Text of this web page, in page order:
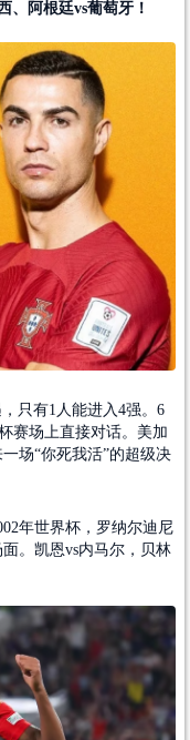
、阿根廷vs葡萄牙！
只有1人能进入4强。6
赛场上直接对话。美加
场“你死我活”的超级决
年世界杯，罗纳尔迪尼
。凯恩vs内马尔，贝林